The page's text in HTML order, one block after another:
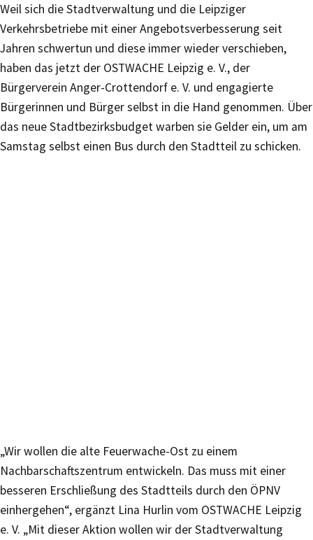
Weil sich die Stadtverwaltung und die Leipziger
Verkehrsbetriebe mit einer Angebotsverbesserung seit
Jahren schwertun und diese immer wieder verschieben,
haben das jetzt der OSTWACHE Leipzig e. V., der
Bürgerverein Anger-Crottendorf e. V. und engagierte
Bürgerinnen und Bürger selbst in die Hand genommen. Über
das neue Stadtbezirksbudget warben sie Gelder ein, um am
Samstag selbst einen Bus durch den Stadtteil zu schicken.
„Wir wollen die alte Feuerwache-Ost zu einem
Nachbarschaftszentrum entwickeln. Das muss mit einer
besseren Erschließung des Stadtteils durch den ÖPNV
einhergehen“, ergänzt Lina Hurlin vom OSTWACHE Leipzig
e. V. „Mit dieser Aktion wollen wir der Stadtverwaltung